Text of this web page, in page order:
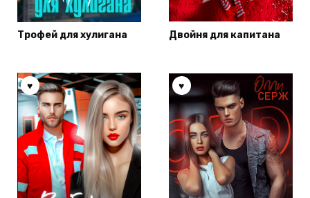
Трофей для хулигана Двойня для капитана